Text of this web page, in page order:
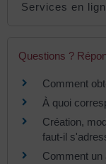
Services en
Questions ?
Comment
À quoi
Création,
faut-il
Comment un